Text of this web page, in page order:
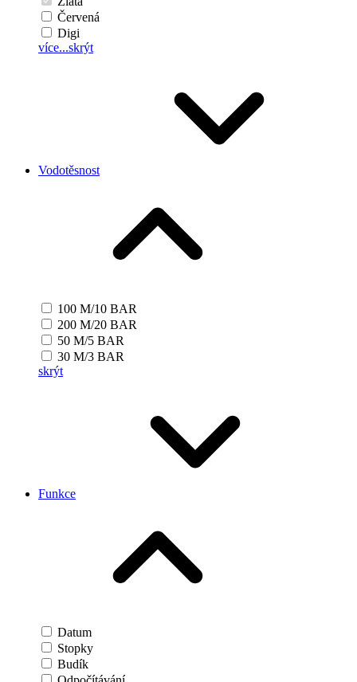
Červená
Digi
více...skrýt
Vodotěsnost
100 M/10 BAR
200 M/20 BAR
50 M/5 BAR
30 M/3 BAR
skrýt
Funkce
Datum
Stopky
Budík